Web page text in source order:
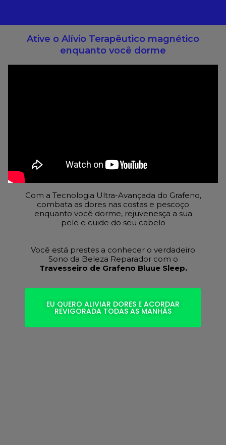
Ative o Alívio Terapêutico magnético
enquanto você dorme
Com a Tecnologia Ultra-Avançada do Grafeno,
combata as dores nas costas e pescoço
enquanto você dorme, rejuvenesça a sua
pele e cuide do seu cabelo
Você está prestes a conhecer o verdadeiro
Sono da Beleza Reparador com o
Travesseiro de Grafeno Bluue Sleep.
EU QUERO ALIVIAR DORES E ACORDAR
REVIGORADA TODAS AS MANHÃS